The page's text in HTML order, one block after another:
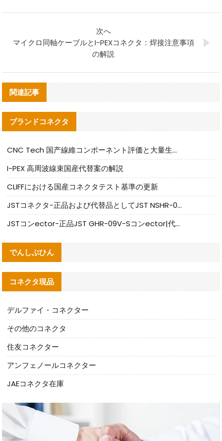
次へ
マイクロ同軸ケーブルとI-PEXコネクタ：焊接注意事項
の解説
関連記事
ブランドコネクタ
CNC Tech 国产線維コンポーネント評価と大量生産適合ガイド
I-PEX 高周波線束国産代替案の解説
CLIFFにおける国産コネクタテスト基準の更新
JSTコネクタ-正品および代替品としてJST NSHR-02V-Sコネクタを提供します
JSTコンector-正品JST GHR-09V-Sコンector|代替品提供
でんしぶひん
コネクタ現品
デルファイ・コネクター
その他のコネクタ
住友コネクター
アンフェノールコネクター
JAEコネクタ在庫